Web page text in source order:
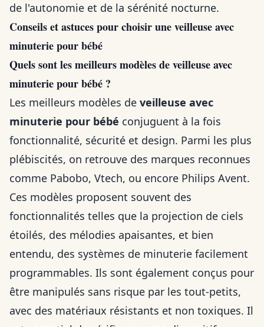
de l'autonomie et de la sérénité nocturne.
Conseils et astuces pour choisir une veilleuse avec
minuterie pour bébé
Quels sont les meilleurs modèles de veilleuse avec
minuterie pour bébé ?
Les meilleurs modèles de veilleuse avec
minuterie pour bébé conjuguent à la fois
fonctionnalité, sécurité et design. Parmi les plus
plébiscités, on retrouve des marques reconnues
comme Pabobo, Vtech, ou encore Philips Avent.
Ces modèles proposent souvent des
fonctionnalités telles que la projection de ciels
étoilés, des mélodies apaisantes, et bien
entendu, des systèmes de minuterie facilement
programmables. Ils sont également conçus pour
être manipulés sans risque par les tout-petits,
avec des matériaux résistants et non toxiques. Il